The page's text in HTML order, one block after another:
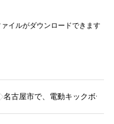
イルがダウンロードできます
名古屋市で、電動キックボー